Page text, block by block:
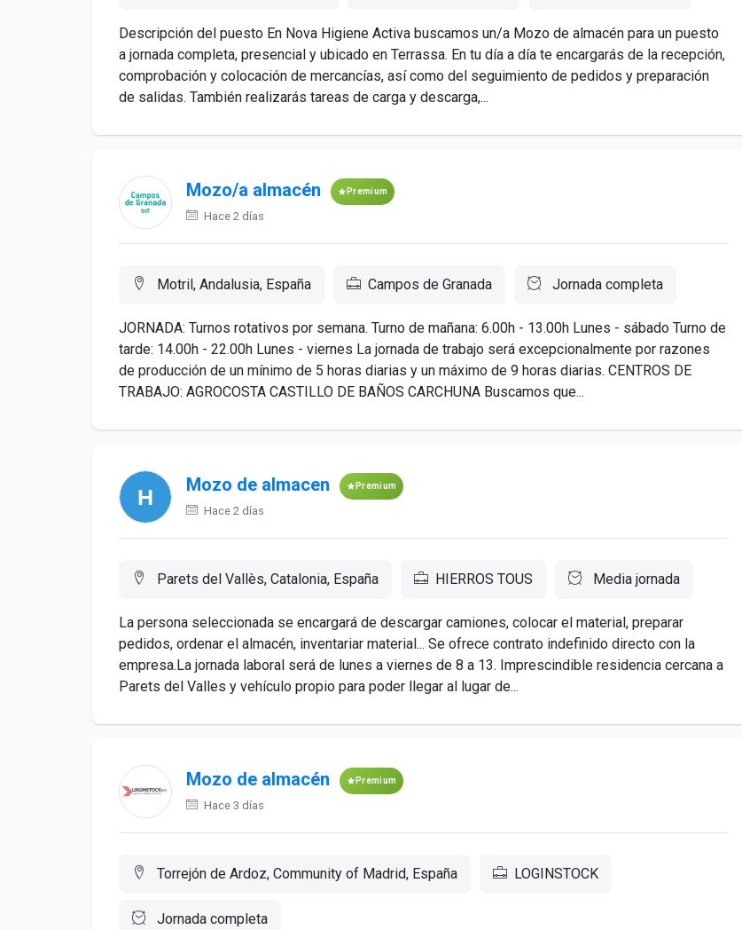
Descripción del puesto En Nova Higiene Activa buscamos un/a Mozo de almacén para un puesto
a jornada completa, presencial y ubicado en Terrassa. En tu día a día te encargarás de la recepción,
comprobación y colocación de mercancías, así como del seguimiento de pedidos y preparación
de salidas. También realizarás tareas de carga y descarga,...
Mozo/a almacén Premium
Hace 2 días
Motril, Andalusia, España Campos de Granada Jornada completa
JORNADA: Turnos rotativos por semana. Turno de mañana: 6.00h - 13.00h Lunes - sábado Turno de
tarde: 14.00h - 22.00h Lunes - viernes La jornada de trabajo será excepcionalmente por razones
de producción de un mínimo de 5 horas diarias y un máximo de 9 horas diarias. CENTROS DE
TRABAJO: AGROCOSTA CASTILLO DE BAÑOS CARCHUNA Buscamos que...
Mozo de almacen Premium
Hace 2 días
Parets del Vallès, Catalonia, España HIERROS TOUS Media jornada
La persona seleccionada se encargará de descargar camiones, colocar el material, preparar
pedidos, ordenar el almacén, inventariar material... Se ofrece contrato indefinido directo con la
empresa.La jornada laboral será de lunes a viernes de 8 a 13. Imprescindible residencia cercana a
Parets del Valles y vehículo propio para poder llegar al lugar de...
Mozo de almacén Premium
Hace 3 días
Torrejón de Ardoz, Community of Madrid, España LOGINSTOCK
Jornada completa